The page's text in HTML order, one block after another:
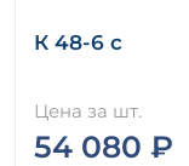
К 48-6 с
Цена за шт.
54 080 ₽